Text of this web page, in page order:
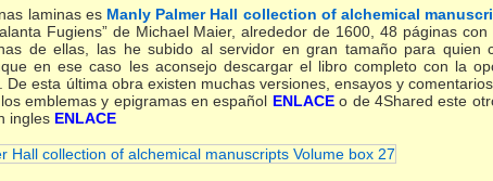
laminas es Manly Palmer Hall collection of alchemical
Fugiens” de Michael Maier, alrededor de 1600, 48 páginas con
de ellas, las he subido al servidor en gran tamaño para quien
en ese caso les aconsejo descargar el libro completo con la
esta última obra existen muchas versiones, ensayos y
emblemas y epigramas en español ENLACEo de 4Shared este
ingles ENLACE